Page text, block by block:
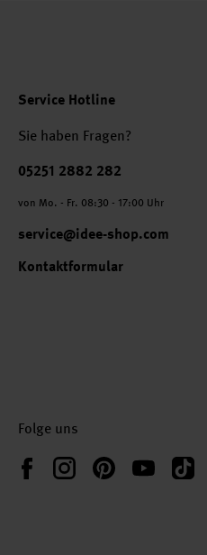
Service Hotline
Sie haben Fragen?
Telefonnummer
05251 2882 282
von Mo. - Fr. 08:30 - 17:00 Uhr
service@idee-shop.com
Kontaktformular
Folge uns
FacebookInstagramPinterestYouTube